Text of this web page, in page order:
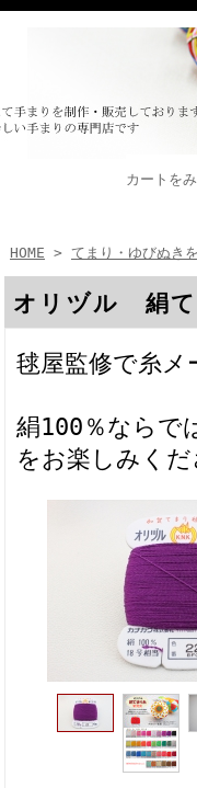
カートを
HOME > てまり・ゆびぬき
オリヅル 絹
毬屋監修で糸
絹100％ならで
をお楽しみく